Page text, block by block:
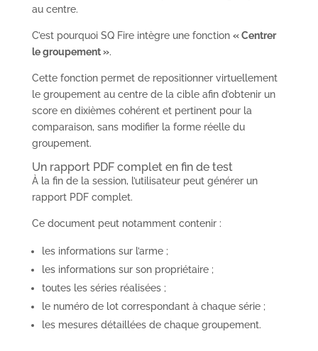
au centre.
C’est pourquoi SQ Fire intègre une fonction « Centrer
le groupement ».
Cette fonction permet de repositionner virtuellement
le groupement au centre de la cible afin d’obtenir un
score en dixièmes cohérent et pertinent pour la
comparaison, sans modifier la forme réelle du
groupement.
Un rapport PDF complet en fin de test
À la fin de la session, l’utilisateur peut générer un
rapport PDF complet.
Ce document peut notamment contenir :
les informations sur l’arme ;
les informations sur son propriétaire ;
toutes les séries réalisées ;
le numéro de lot correspondant à chaque série ;
les mesures détaillées de chaque groupement.